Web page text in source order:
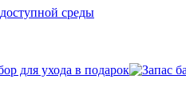
среды
для ухода в подарок